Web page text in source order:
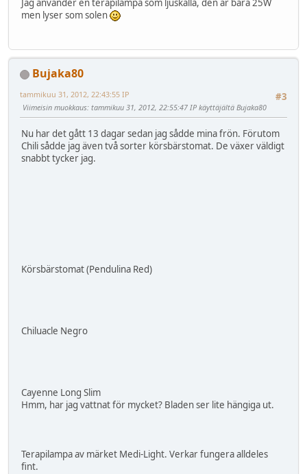
Jag använder en terapilampa som ljuskälla, den är bara 25W
men lyser som solen
Bujaka80
#3
tammikuu 31, 2012, 22:43:55 IP
Viimeisin muokkaus: tammikuu 31, 2012, 22:55:47 IP käyttäjältä Bujaka80
Nu har det gått 13 dagar sedan jag sådde mina frön. Förutom
Chili sådde jag även två sorter körsbärstomat. De växer väldigt
snabbt tycker jag.
Körsbärstomat (Pendulina Red)
Chiluacle Negro
Cayenne Long Slim
Hmm, har jag vattnat för mycket? Bladen ser lite hängiga ut.
Terapilampa av märket Medi-Light. Verkar fungera alldeles
fint.